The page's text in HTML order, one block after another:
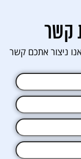
קשר
ניצור אתכם קשר